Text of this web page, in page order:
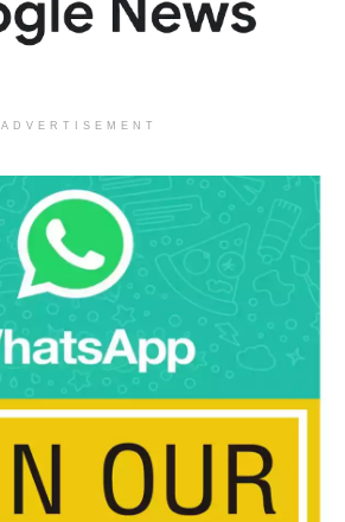
ADVERTISEMENT